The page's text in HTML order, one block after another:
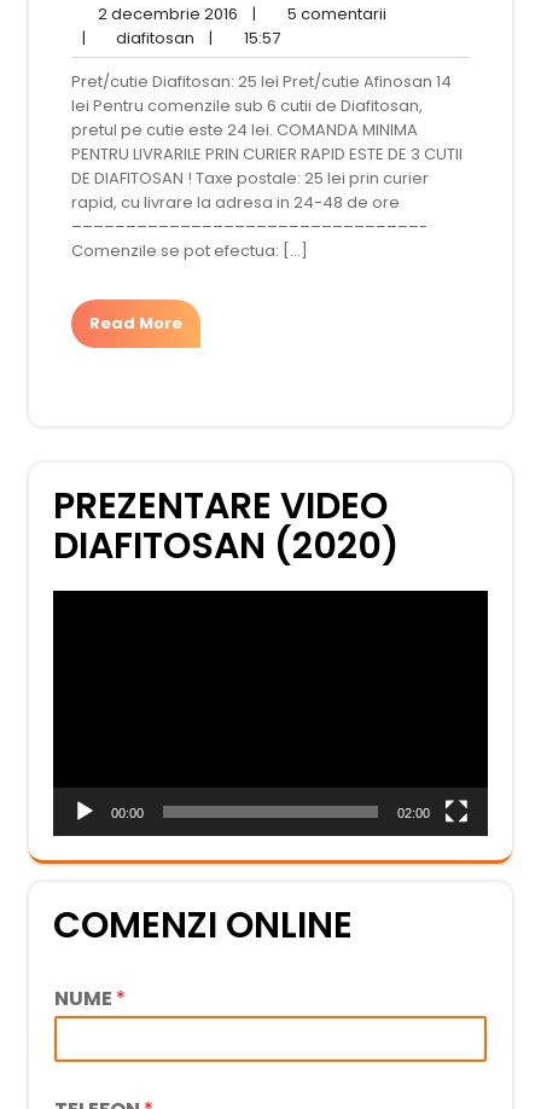
2 decembrie 2016
decembrie
2016
| 5 comentarii5
| diafitosan diafitosan
| 15:5715:57
Pret/cutie Diafitosan: 25 lei Pret/cutie Afinosan 14
lei Pentru comenzile sub 6 cutii de Diafitosan,
pretul pe cutie este 24 lei. COMANDA MINIMA
PENTRU LIVRARILE PRIN CURIER RAPID ESTE DE 3 CUTII
DE DIAFITOSAN ! Taxe postale: 25 lei prin curier
rapid, cu livrare la adresa in 24-48 de ore
––––––––––––––––––––––––––––––––-
Comenzile se pot efectua: […]
Read More
PREZENTARE VIDEO
DIAFITOSAN (2020)
00:00 02:00
COMENZI ONLINE
NUME *